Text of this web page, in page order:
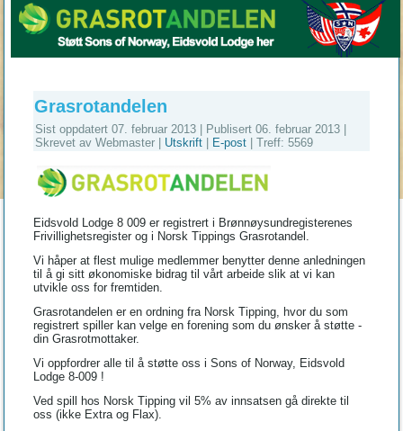
Grasrotandelen
Sist oppdatert 07. februar 2013 Publisert 06. februar 2013
Skrevet av Webmaster
Utskrift E-post |Treff: 5569
Eidsvold Lodge 8 009 er registrert i Brønnøysundregisterenes
Frivillighetsregister og i Norsk Tippings Grasrotandel.
Vi håper at flest mulige medlemmer benytter denne anledningen
til å gi sitt økonomiske bidrag til vårt arbeide slik at vi kan
utvikle oss for fremtiden.
Grasrotandelen er en ordning fra Norsk Tipping, hvor du som
registrert spiller kan velge en forening som du ønsker å støtte -
din Grasrotmottaker.
Vi oppfordrer alle til å støtte oss i Sons of Norway, Eidsvold
Lodge 8-009 !
Ved spill hos Norsk Tipping vil 5% av innsatsen gå direkte til
oss (ikke Extra og Flax).